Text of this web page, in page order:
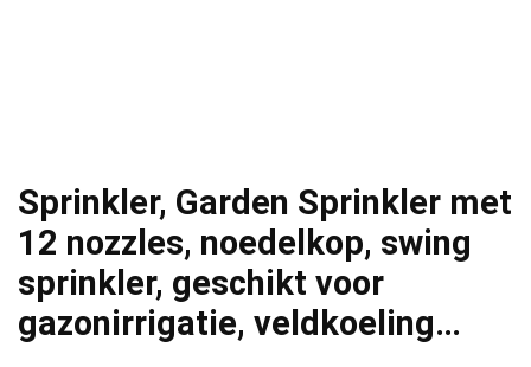
Sprinkler, Garden Sprinkler met
12 nozzles, noedelkop, swing
sprinkler, geschikt voor
gazonirrigatie, veldkoeling…